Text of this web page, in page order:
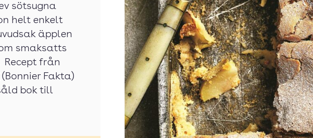
sötsugna
helt enkelt
äpplen
smaksatts
Recept från
(Bonnier Fakta)
bok till